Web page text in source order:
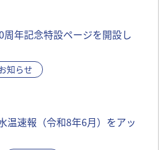
年記念特設ページを開設し
知らせ
温速報（令和8年6月）をアッ